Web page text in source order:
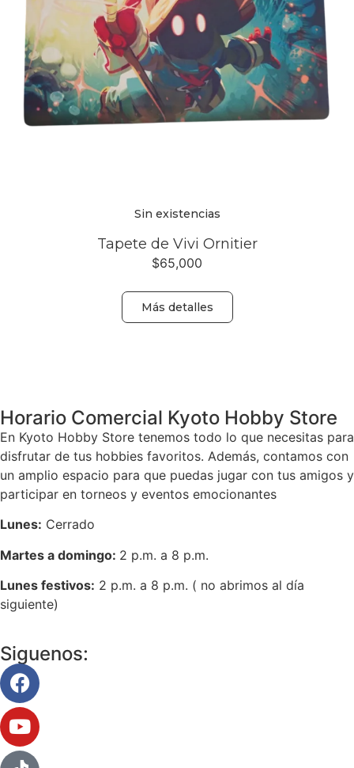
Sin existencias
Tapete de Vivi Ornitier
$65,000
Más detalles
Horario Comercial Kyoto Hobby Store
En Kyoto Hobby Store tenemos todo lo que necesitas para
disfrutar de tus hobbies favoritos. Además, contamos con
un amplio espacio para que puedas jugar con tus amigos y
participar en torneos y eventos emocionantes
Lunes: Cerrado
Martes a domingo: 2 p.m. a 8 p.m.
Lunes festivos: 2 p.m. a 8 p.m. ( no abrimos al día
siguiente)
Siguenos: